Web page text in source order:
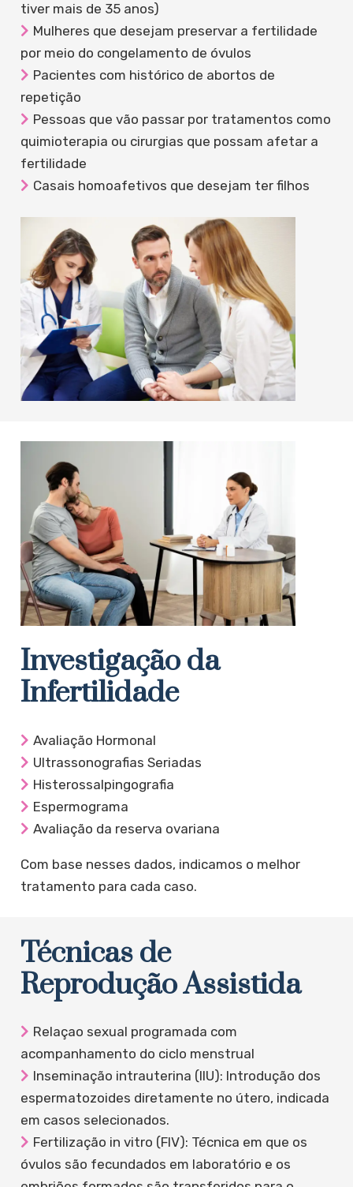
tiver mais de 35 anos)
Mulheres que desejam preservar a fertilidade
por meio do congelamento de óvulos
Pacientes com histórico de abortos de
repetição
Pessoas que vão passar por tratamentos como
quimioterapia ou cirurgias que possam afetar a
fertilidade
Casais homoafetivos que desejam ter filhos
Investigação da
Infertilidade
Avaliação Hormonal
Ultrassonografias Seriadas
Histerossalpingografia
Espermograma
Avaliação da reserva ovariana
Com base nesses dados, indicamos o melhor
tratamento para cada caso.
Técnicas de
Reprodução Assistida
Relaçao sexual programada com
acompanhamento do ciclo menstrual
⁠Inseminação intrauterina (IIU): Introdução dos
espermatozoides diretamente no útero, indicada
em casos selecionados.
Fertilização in vitro (FIV): Técnica em que os
óvulos são fecundados em laboratório e os